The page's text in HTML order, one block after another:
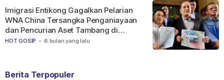
HOT GOSIP - 6 bulan yang lalu
Imigrasi Entikong Gagalkan Pelarian
WNA China Tersangka Penganiayaan
dan Pencurian Aset Tambang di
Ketapang
Berita Terpopuler